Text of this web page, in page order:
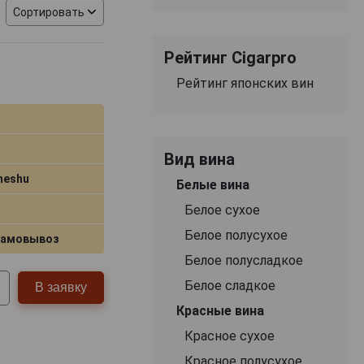
Кишу, одного из
Используются
сырья. На одну
извлекать не
Такой
применяет
света,
производителя
обладает
сохранять
вкуса.
Сортировать
В заявку
Рейтинг Cigarpro
Рейтинг японских вин
Вид вина
Белые вина
Белое сухое
Белое полусухое
Белое полусладкое
Белое сладкое
Красные вина
Красное сухое